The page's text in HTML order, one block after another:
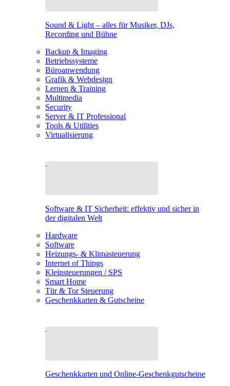
Sound & Light – alles für Musiker, DJs,
Recording und Bühne
Backup & Imaging
Betriebssysteme
Büroanwendung
Grafik & Webdesign
Lernen & Training
Multimedia
Security
Server & IT Professional
Tools & Utilities
Virtualisierung
Software & IT Sicherheit: effektiv und sicher in
der digitalen Welt
Hardware
Software
Heizungs- & Klimasteuerung
Internet of Things
Kleinsteuerungen / SPS
Smart Home
Tür & Tor Steuerung
Geschenkkarten & Gutscheine
Geschenkkarten und Online-Geschenkgutscheine